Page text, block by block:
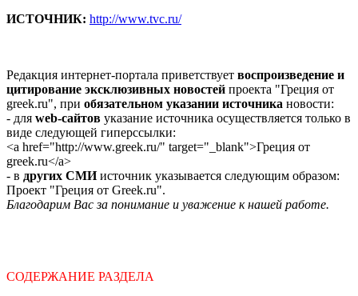
ИСТОЧНИК: http://www.tvc.ru/
Редакция интернет-портала приветствует воспроизведение и
цитирование эксклюзивных новостей проекта "Греция от
greek.ru", при обязательном указании источника новости:
- для web-сайтов указание источника осуществляется только в
виде следующей гиперссылки:
<a href="http://www.greek.ru/" target="_blank">Греция от
greek.ru</a>
- в других СМИисточник указывается следующим образом:
Проект "Греция от Greek.ru".
Благодарим Вас за понимание и уважение к нашей работе.
СОДЕРЖАНИЕ РАЗДЕЛА